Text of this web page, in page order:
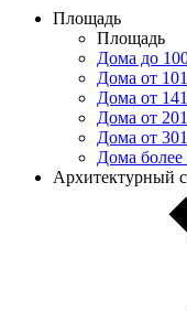
Площадь
Площадь
Дома до
Дома от
Дома от
Дома от
Дома от
Дома более
Архитектурный